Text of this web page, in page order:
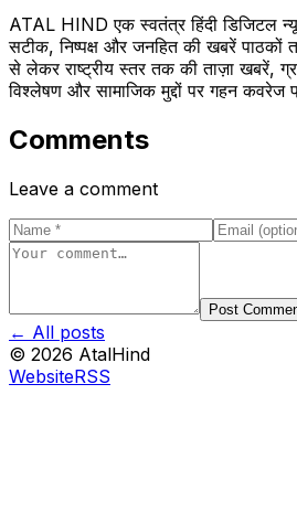
ATAL HIND एक स्वतंत्र हिंदी डिजिटल
सटीक, निष्पक्ष और जनहित की खबरें पाठकों
से लेकर राष्ट्रीय स्तर तक की ताज़ा खबरें,
विश्लेषण और सामाजिक मुद्दों पर गहन कवरेज
Comments
Leave a comment
Post
← All posts
© 2026 AtalHind
WebsiteRSS